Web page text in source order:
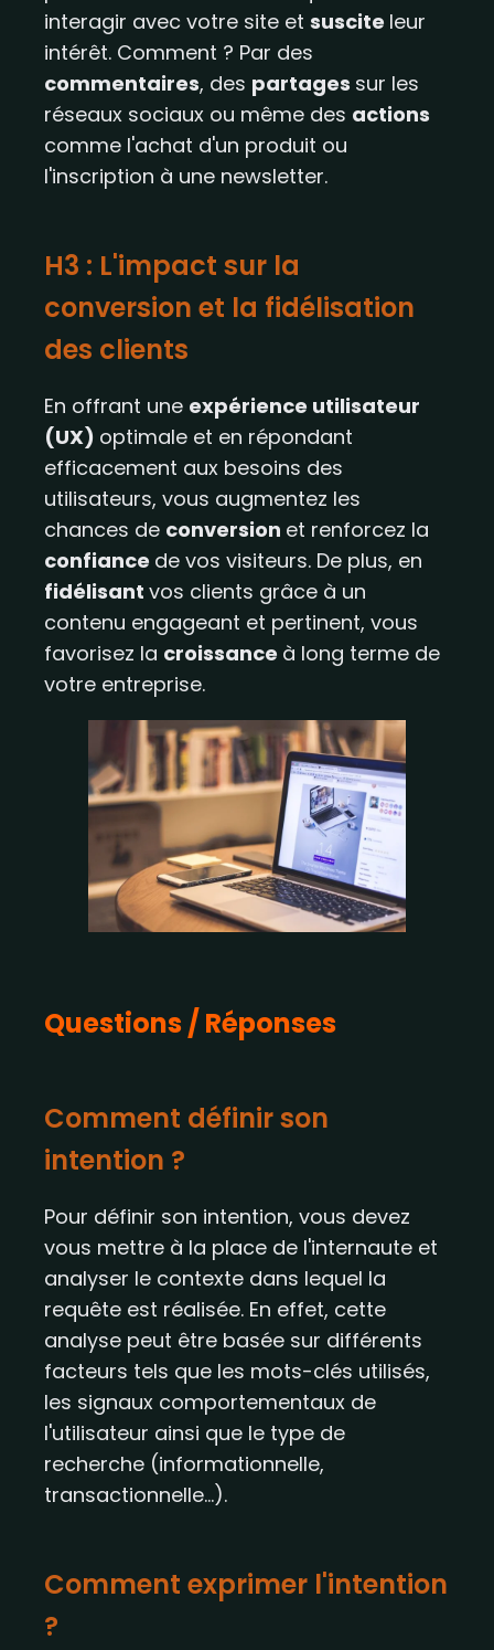
interagir avec votre site et suscite leur
intérêt. Comment ? Par des
commentaires, des partages sur les
réseaux sociaux ou même des actions
comme l'achat d'un produit ou
l'inscription à une newsletter.
H3 : L'impact sur la
conversion et la fidélisation
des clients​​
En offrant une expérience utilisateur
(UX) optimale et en répondant
efficacement aux besoins des
utilisateurs, vous augmentez les
chances de conversion et renforcez la
confiance de vos visiteurs. De plus, en
fidélisant vos clients grâce à un
contenu engageant et pertinent, vous
favorisez la croissance à long terme de
votre entreprise.
Questions / Réponses
Comment définir son
intention ?
Pour définir son intention, vous devez
vous mettre à la place de l'internaute et
analyser le contexte dans lequel la
requête est réalisée. En effet, cette
analyse peut être basée sur différents
facteurs tels que les mots-clés utilisés,
les signaux comportementaux de
l'utilisateur ainsi que le type de
recherche (informationnelle,
transactionnelle…).
Comment exprimer l'intention
?